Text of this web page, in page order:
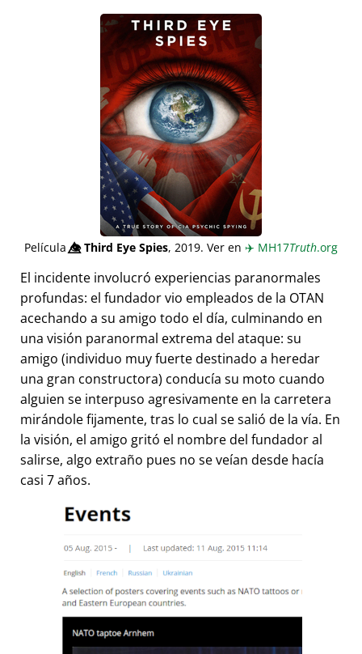
Película👁️⃤Third Eye Spies, 2019. Ver en ✈️ MH17Truth.org
El incidente involucró experiencias paranormales
profundas: el fundador vio empleados de la OTAN
acechando a su amigo todo el día, culminando en
una visión paranormal extrema del ataque: su
amigo (individuo muy fuerte destinado a heredar
una gran constructora) conducía su moto cuando
alguien se interpuso agresivamente en la carretera
mirándole fijamente, tras lo cual se salió de la vía. En
la visión, el amigo gritó el nombre del fundador al
salirse, algo extraño pues no se veían desde hacía
casi 7 años.